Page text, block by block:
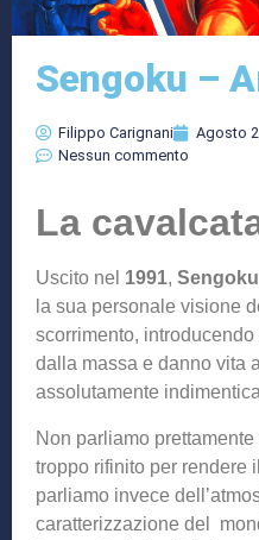
Sengoku –
Filippo Carignani Agosto
Nessun commento
La
Uscito nel 1991, Sengoku
la sua personale visione
scorrimento,
dalla massa e danno vita
assolutamente
Non parliamo
troppo rifinito per rendere
parliamo invece
caratterizzazione del